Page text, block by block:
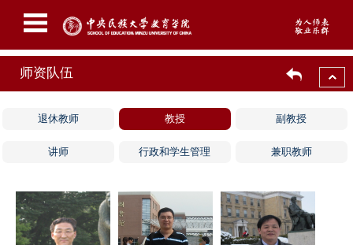
师资队伍
退休教师 教授 副教授
讲师 行政和学生管理 兼职教师